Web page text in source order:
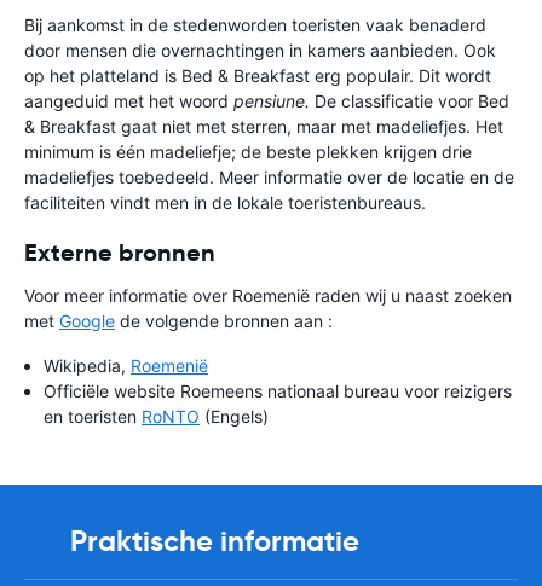
Bij aankomst in de stedenworden toeristen vaak benaderd
door mensen die overnachtingen in kamers aanbieden. Ook
op het platteland is Bed & Breakfast erg populair. Dit wordt
aangeduid met het woord pensiune. De classificatie voor Bed
& Breakfast gaat niet met sterren, maar met madeliefjes. Het
minimum is één madeliefje; de beste plekken krijgen drie
madeliefjes toebedeeld. Meer informatie over de locatie en de
faciliteiten vindt men in de lokale toeristenbureaus.
Externe bronnen
Voor meer informatie over Roemenië raden wij u naast zoeken
met Google de volgende bronnen aan :
Wikipedia, Roemenië
Officiële website Roemeens nationaal bureau voor reizigers
en toeristen RoNTO (Engels)
Praktische informatie